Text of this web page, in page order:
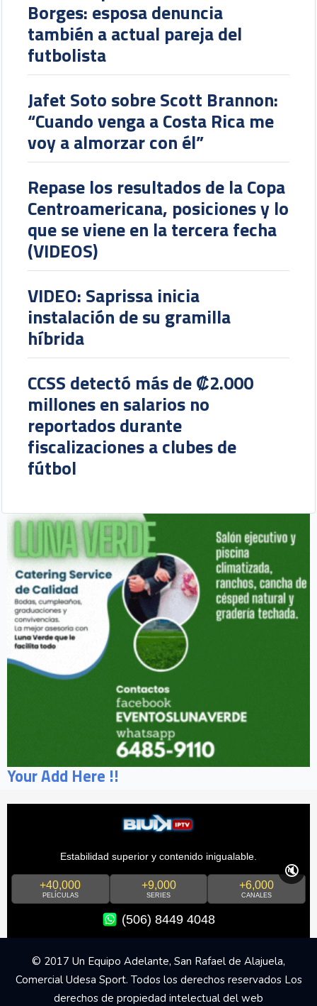
Borges: esposa denuncia
también a actual pareja del
futbolista
Jafet Soto sobre Scott Brannon:
“Cuando venga a Costa Rica me
voy a almorzar con él”
Repase los resultados de la Copa
Centroamericana, posiciones y lo
que se viene en la tercera fecha
(VIDEOS)
VIDEO: Saprissa inicia
instalación de su gramilla
híbrida
CCSS detectó más de ₡2.000
millones en salarios no
reportados durante
fiscalizaciones a clubes de
fútbol
Your Add Here !!
Estabilidad superior y contenido inigualable.
+40,000
PELÍCULAS
+9,000
SERIES
+6,000
CANALES
(506) 8449 4048
🔇
© 2017 Un Equipo Adelante, San Rafael de Alajuela,
Comercial Udesa Sport. Todos los derechos reservados Los
derechos de propiedad intelectual del web